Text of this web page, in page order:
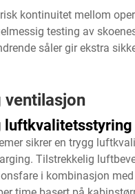
kontinuitet mellom
testing av
såler gir ekstra
luftkvalitetsstyring
sikrer en trygg
Tilstrekkelig
i kombinasjon